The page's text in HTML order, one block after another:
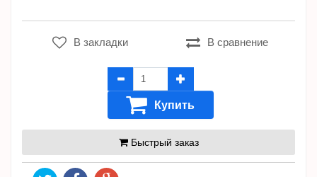
В закладки В сравнение
Купить
Быстрый заказ